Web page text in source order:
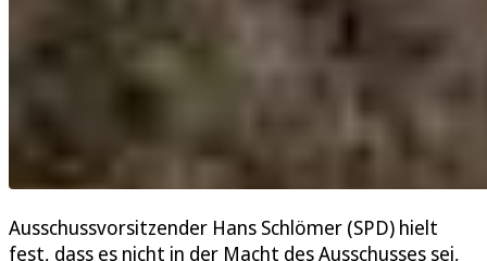
Ausschussvorsitzender Hans Schlömer (SPD) hielt
fest, dass es nicht in der Macht des Ausschusses sei,